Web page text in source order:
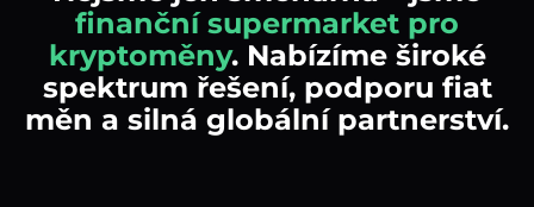
finanční supermarket pro
kryptoměny. Nabízíme široké
spektrum řešení, podporu fiat
měn a silná globální partnerství.